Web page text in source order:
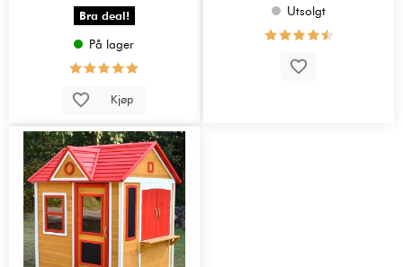
Bra deal!
På lager
Kjøp
Utsolgt